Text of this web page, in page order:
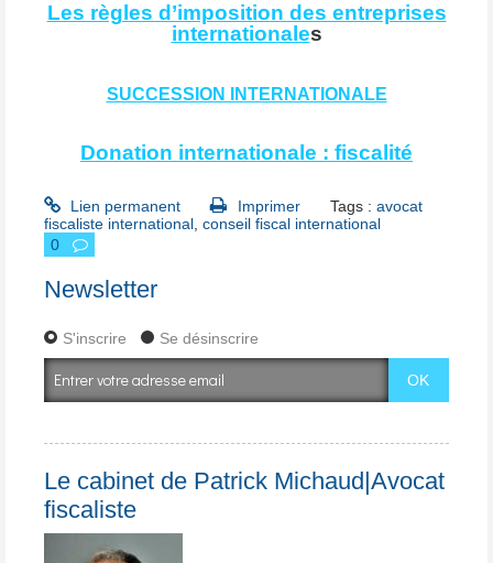
Les règles d’imposition des entreprises
internationales
SUCCESSION INTERNATIONALE
Donation internationale : fiscalité
Lien permanent Imprimer Tags : avocat
fiscaliste international conseil fiscal international
0
Newsletter
S'inscrire Se désinscrire
Le cabinet de Patrick Michaud|Avocat
fiscaliste